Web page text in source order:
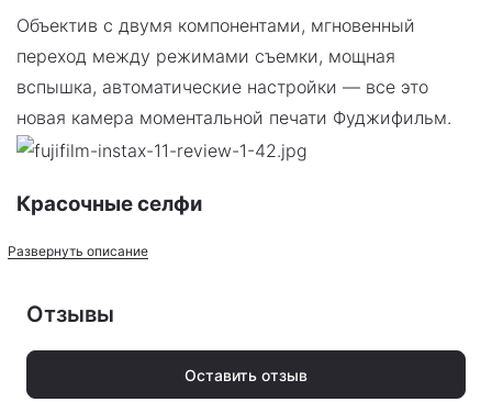
Объектив с двумя компонентами, мгновенный
переход между режимами съемки, мощная
вспышка, автоматические настройки — все это
новая камера моментальной печати Фуджифильм.
Красочные селфи
Модель имеет отменные параметры:
фиксированное фокусное расстояние f=60 мм.
Развернуть описание
Отзывы
Оставить отзыв